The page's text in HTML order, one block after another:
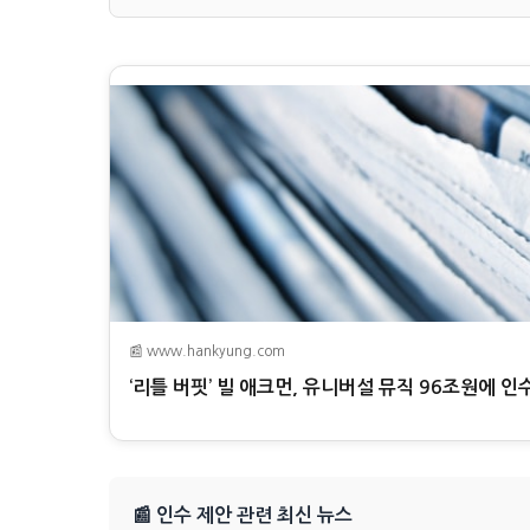
📰 www.hankyung.com
‘리틀 버핏’ 빌 애크먼, 유니버설 뮤직 96조원에 인
📰 인수 제안 관련 최신 뉴스